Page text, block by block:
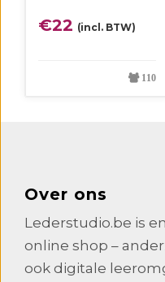
€22 (incl. BTW)
110
Over ons
Lederstudio.be is
online shop –
ook digitale